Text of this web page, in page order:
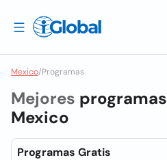
Mexico/Programas
Mejores programas
Mexico
Programas Gratis